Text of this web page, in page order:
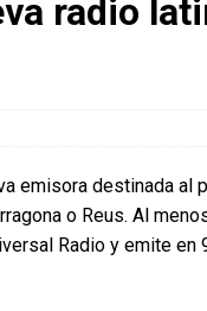
radio
emisora destinada al
o Reus. Al
Radio y emite en